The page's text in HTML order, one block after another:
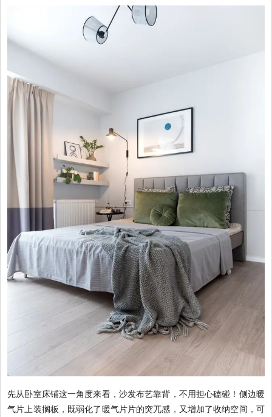
先从卧室床铺这一角度来看，沙发布艺靠背，不用担心磕碰！侧边暖
气片上装搁板，既弱化了暖气片片的突兀感，又增加了收纳空间，可